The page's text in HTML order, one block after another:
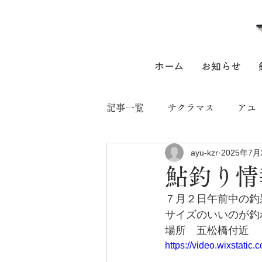
ホーム お知らせ
記事一覧 サクラマス アユ
鮎釣り
ayu-kzr 2025年7
７月２日午前中の
サイズのいいのが
場所　五松橋付近
https://